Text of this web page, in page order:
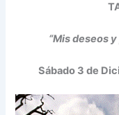
“Mis deseos
Sábado 3 de